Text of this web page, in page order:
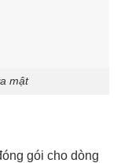
mật
gói cho dòng